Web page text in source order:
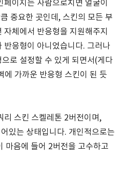
이지는 사람으로치면 얼굴이
중요한 곳인데, 스킨의 모든 부
체에서 반응형을 지원해주지
반응형이 아니었습니다. 그러나
로 설정할 수 있게 되면서(게다
에 가까운 반응형 스킨이 된 듯
리 스킨 스켈레톤 2버전이며,
있는 상태입니다. 개인적으로는
마음에 들어 2버전을 고수하고